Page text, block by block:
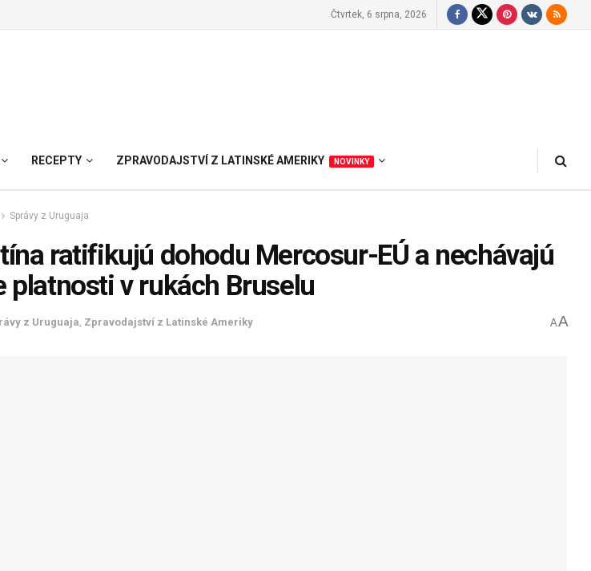
Čtvrtek, 6 srpna, 2026
RECEPTY ZPRAVODAJSTVÍ Z LATINSKÉ AMERIKY NOVINKY
Správy z Uruguaja
ratifikujú dohodu Mercosur-EÚ a nechávajú
platnosti v rukách Bruselu
z Uruguaja, Zpravodajství z Latinské Ameriky AA